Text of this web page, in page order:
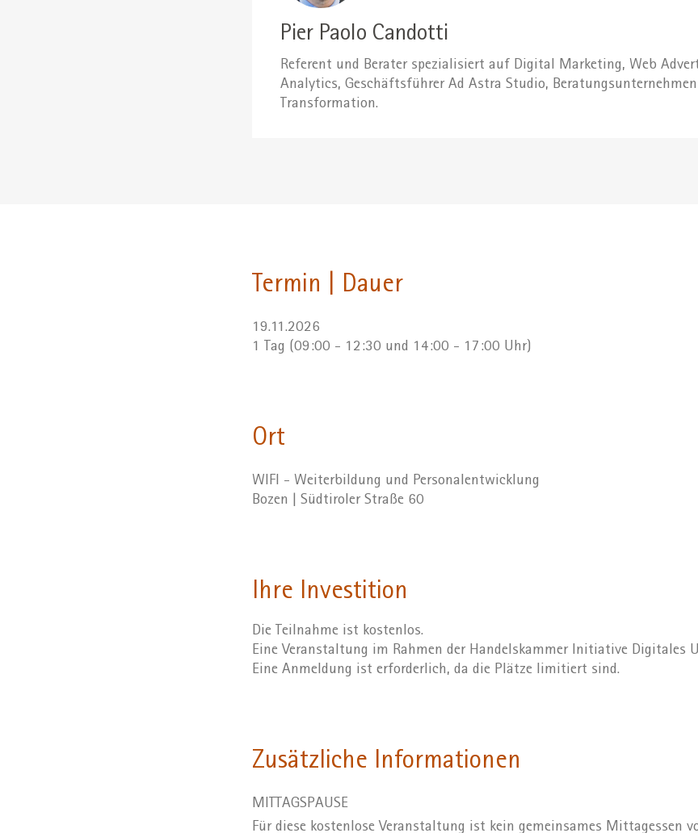
Pier Paolo Candotti
Referent und Berater spezialisiert auf Digital Marketing, Web
Analytics, Geschäftsführer Ad Astra Studio,
Transformation.
Termin | Dauer
19.11.2026
1 Tag (09:00 - 12:30 und 14:00 - 17:00 Uhr)
Ort
WIFI - Weiterbildung und Personalentwicklung
Bozen | Südtiroler Straße 60
Ihre Investition
Die Teilnahme ist kostenlos.
Eine Veranstaltung im Rahmen der Handelskammer Initiative Digitales
Eine Anmeldung ist erforderlich, da die Plätze limitiert sind.
Zusätzliche Informationen
MITTAGSPAUSE
Für diese kostenlose Veranstaltung ist kein gemeinsames Mittagessen